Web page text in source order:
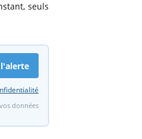
seuls
données